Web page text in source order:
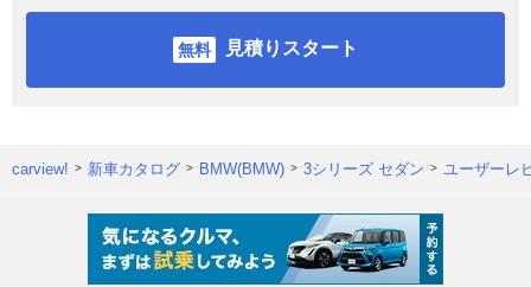
見積りスタート
carview! 新車カタログ BMW(BMW) 3シリーズ セダン ユーザーレ